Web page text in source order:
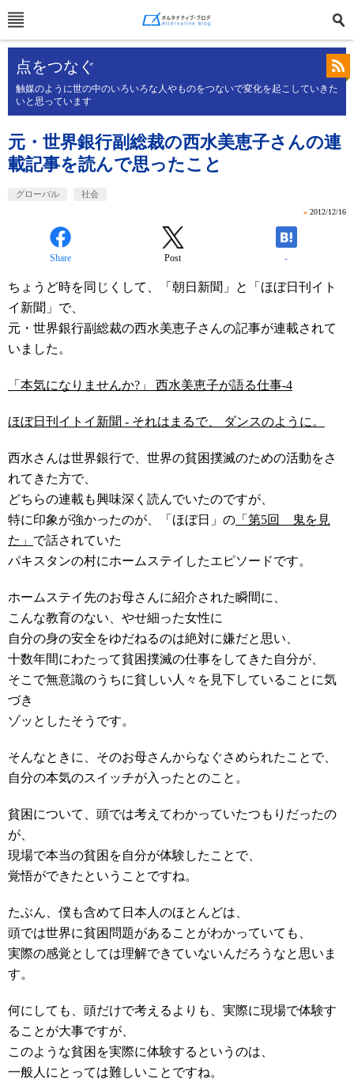
点をつなぐ
触媒のように世の中のいろいろな人やものをつないで変化を起こしていきた
いと思っています
元・世界銀行副総裁の西水美恵子さんの連
載記事を読んで思ったこと
グローバル 社会
» 2012/12/16
Share Post -
ちょうど時を同じくして、「朝日新聞」と「ほぼ日刊イト
イ新聞」で、
元・世界銀行副総裁の西水美恵子さんの記事が連載されて
いました。
「本気になりませんか?」 西水美恵子が語る仕事-4
ほぼ日刊イトイ新聞 - それはまるで、 ダンスのように。
西水さんは世界銀行で、世界の貧困撲滅のための活動をさ
れてきた方で、
どちらの連載も興味深く読んでいたのですが、
特に印象が強かったのが、「ほぼ日」の 「第5回 鬼を見
た」 で話されていた
パキスタンの村にホームステイしたエピソードです。
ホームステイ先のお母さんに紹介された瞬間に、
こんな教育のない、やせ細った女性に
自分の身の安全をゆだねるのは絶対に嫌だと思い、
十数年間にわたって貧困撲滅の仕事をしてきた自分が、
そこで無意識のうちに貧しい人々を見下していることに気
づき
ゾッとしたそうです。
そんなときに、そのお母さんからなぐさめられたことで、
自分の本気のスイッチが入ったとのこと。
貧困について、頭では考えてわかっていたつもりだったの
が、
現場で本当の貧困を自分が体験したことで、
覚悟ができたということですね。
たぶん、僕も含めて日本人のほとんどは、
頭では世界に貧困問題があることがわかっていても、
実際の感覚としては理解できていないんだろうなと思いま
す。
何にしても、頭だけで考えるよりも、実際に現場で体験す
ることが大事ですが、
このような貧困を実際に体験するというのは、
一般人にとっては難しいことですね。